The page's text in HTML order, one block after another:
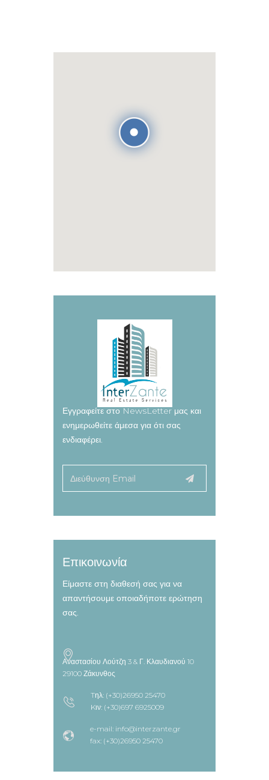
Εγγραφείτε στο NewsLetter μας και
ενημερωθείτε άμεσα για ότι σας
ενδιαφέρει.
Επικοινωνία
Είμαστε στη διαθεσή σας για να
απαντήσουμε οποιαδήποτε ερώτηση
σας.
Αναστασίου Λούτζη 3 & Γ. Κλαυδιανού 10
29100 Ζάκυνθος
Tηλ: (+30)26950 25470
Kιν: (+30)697 6925009
e-mail: info@interzante.gr
fax: (+30)26950 25470